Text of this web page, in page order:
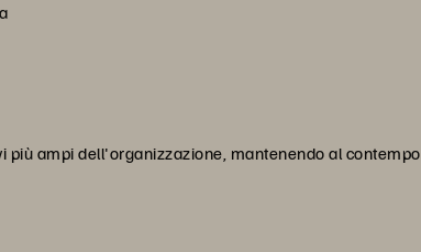
più ampi dell'organizzazione, mantenendo al contempo